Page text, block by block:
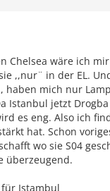
Chelsea wäre ich
,,nur¨ in der EL.
haben mich nur
Istanbul jetzt
es eng. Also ich
hat. Schon
wo sie S04
überzeugend.
Istambul